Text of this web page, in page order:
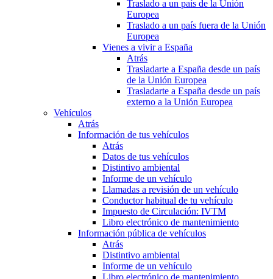
Traslado a un país de la Unión
Europea
Traslado a un país fuera de la Unión
Europea
Vienes a vivir a España
Atrás
Trasladarte a España desde un país
de la Unión Europea
Trasladarte a España desde un país
externo a la Unión Europea
Vehículos
Atrás
Información de tus vehículos
Atrás
Datos de tus vehículos
Distintivo ambiental
Informe de un vehículo
Llamadas a revisión de un vehículo
Conductor habitual de tu vehículo
Impuesto de Circulación: IVTM
Libro electrónico de mantenimiento
Información pública de vehículos
Atrás
Distintivo ambiental
Informe de un vehículo